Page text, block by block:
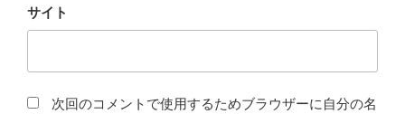
サイト
次回のコメントで使用するためブラウザーに自分の名